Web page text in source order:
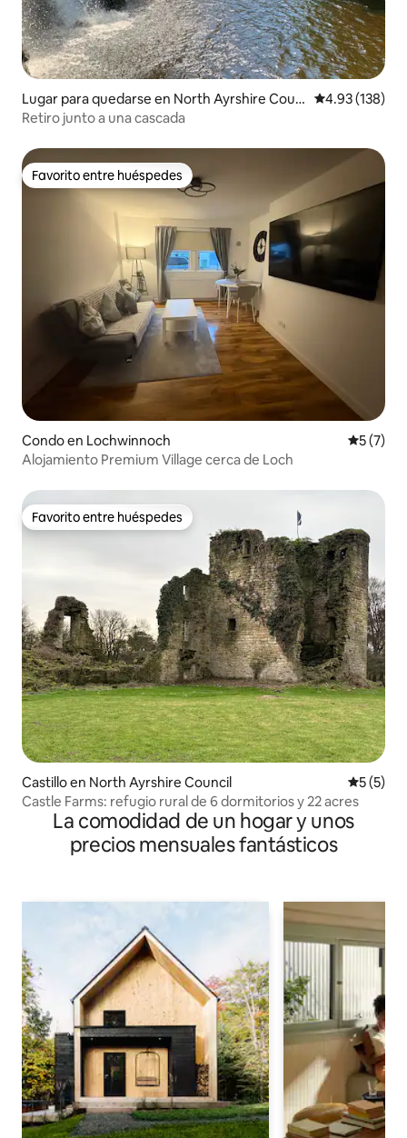
Lugar para quedarse en North Ayrshire Coun
cil
Calificación
4.93 (138)
Retiro junto a una cascada
Favorito entre huéspedes
Favorito entre huéspedes
Condo en Lochwinnoch
5 (7)
Alojamiento Premium Village cerca de Loch
Favorito entre huéspedes
Favorito entre huéspedes
Castillo en North Ayrshire Council
5 (5)
Castle Farms: refugio rural de 6 dormitorios y 22 acres
La comodidad de un hogar y unos
precios mensuales fantásticos